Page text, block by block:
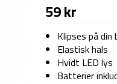
59kr
Klipses på
Elastisk hals
Hvidt LED lys
Batterier